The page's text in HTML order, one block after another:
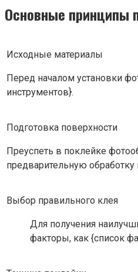
Основные принципы
Исходные материалы
Перед началом установки
инструментов}.
Подготовка поверхности
Преуспеть в поклейке
предварительную обработку
Выбор правильного клея
Для получения
факторы, как {список